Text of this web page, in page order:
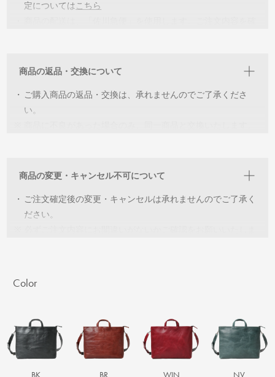
承っておりませんのでご了承ください。
定については こちら
商品の返品・交換について
・
ご購入商品の返品・交換は、承れませんのでご了承くださ
い。
商品の変更・キャンセル不可について
・
ご注文確定後の変更・キャンセルは承れませんのでご了承く
ださい。
Color
BK BR WIN NV